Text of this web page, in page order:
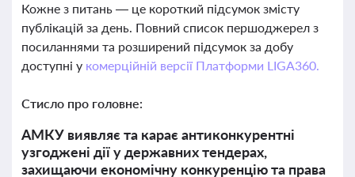
Кожне з питань — це короткий підсумок змісту
публікацій за день. Повний список першоджерел з
посиланнями та розширений підсумок за добу
доступні у комерційній версії Платформи LIGA360.
Стисло про головне:
АМКУ виявляє та карає антиконкурентні
узгоджені дії у державних тендерах,
захищаючи економічну конкуренцію та права